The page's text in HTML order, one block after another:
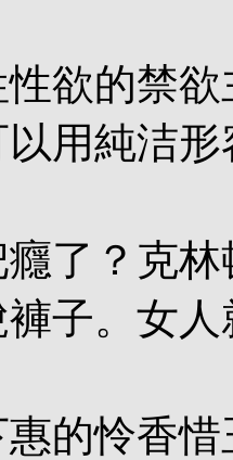
欲的禁
用純洁形
了？克
子。女人
的怜香